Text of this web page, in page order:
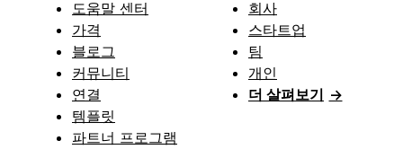
도움말 센터
가격
블로그
커뮤니티
연결
템플릿
파트너 프로그램
회사
스타트업
팀
개인
더 살펴보기 →